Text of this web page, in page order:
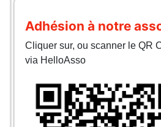
Adhésion à notre
Cliquer sur, ou scanner le QR
via HelloAsso